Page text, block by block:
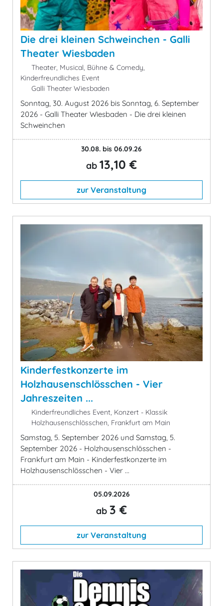
Die drei kleinen Schweinchen - Galli
Theater Wiesbaden
Theater, Musical, Bühne & Comedy,
Kinderfreundliches Event
Galli Theater Wiesbaden
Sonntag, 30. August 2026 bis Sonntag, 6. September
2026 - Galli Theater Wiesbaden - Die drei kleinen
Schweinchen
30.08. bis 06.09.26
ab 13,10 €
zur Veranstaltung
Kinderfestkonzerte im
Holzhausenschlösschen - Vier
Jahreszeiten ...
Kinderfreundliches Event, Konzert - Klassik
Holzhausenschlösschen, Frankfurt am Main
Samstag, 5. September 2026 und Samstag, 5.
September 2026 - Holzhausenschlösschen -
Frankfurt am Main - Kinderfestkonzerte im
Holzhausenschlösschen - Vier ...
05.09.2026
ab 3 €
zur Veranstaltung